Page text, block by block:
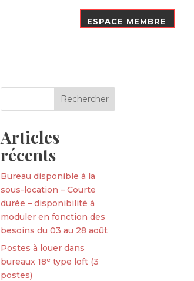
ESPACE MEMBRE
Articles
récents
Bureau disponible à la
sous-location – Courte
durée – disponibilité à
moduler en fonction des
besoins du 03 au 28 août
Postes à louer dans
bureaux 18ᵉ type loft (3
postes)